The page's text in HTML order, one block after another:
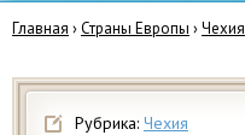
Главная ›Страны Европы ›Чехия
Рубрика: Чехия